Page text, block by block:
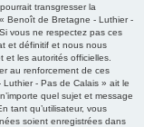
transgresser la
Benoît de Bretagne - Luthier -
vous ne respectez pas ces
et définitif et nous nous
et les autorités officielles.
au renforcement de ces
- Pas de Calais » ait le
quel sujet et message
tant qu’utilisateur, vous
soient enregistrées dans